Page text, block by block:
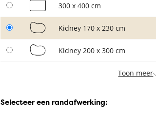
300 x 400 cm
Kidney 170 x 230 cm
Kidney 200 x 300 cm
Toon meer
Selecteer een randafwerking: